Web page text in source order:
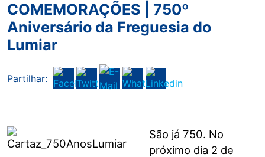
COMEMORAÇÕES | 750º
Aniversário da Freguesia do
Lumiar
Partilhar:
São já 750. No
próximo dia 2 de